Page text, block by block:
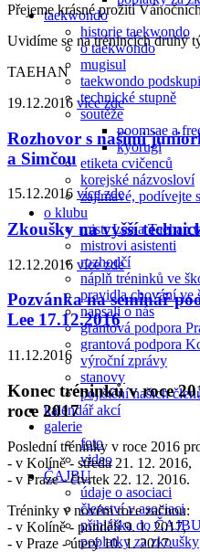
taekwondo
historie taekwondo
o taekwondo
mugisul
taekwondo
technické stupně
soutěže
poomsae a
kyorugi
etiketa cvičenců
korejské názvosloví
zajímavé, podívejte
o klubu
mistr Lee a Taehan
mistrovi asistenti
rozhodčí
náplň tréninků ve
pravidla chování
napsali o nás
grantová podpora
grantová podpora
výroční zprávy
stanovy
pojištění našich
kalendář akcí
galerie
foto
video
ČAJBU
údaje o asociaci
členství v asociaci
přihláška do
poplatky za zkoušky
Přejeme krásné prožití
Uvidíme se na trénincích druhý
TAEHAN
19.12.2016 více zde
Rozhovor s našimi
a Simčou
15.12.2016 více zde
Zkoušky na vyšší
12.12.2016 více zde
Pozvánka na seminář
Lee 17.12.2016
11.12.2016
Konec tréninků v roce
roce 2017
Poslední tréninky v roce 2016
- v Kolíně - středa 21. 12. 2016,
- v Praze - čtvrtek 22. 12. 2016.
Tréninky v novém roce začnou:
- v Kolíně - pondělí 9. 1. 2017,
- v Praze - úterý 10. 1. 2017.